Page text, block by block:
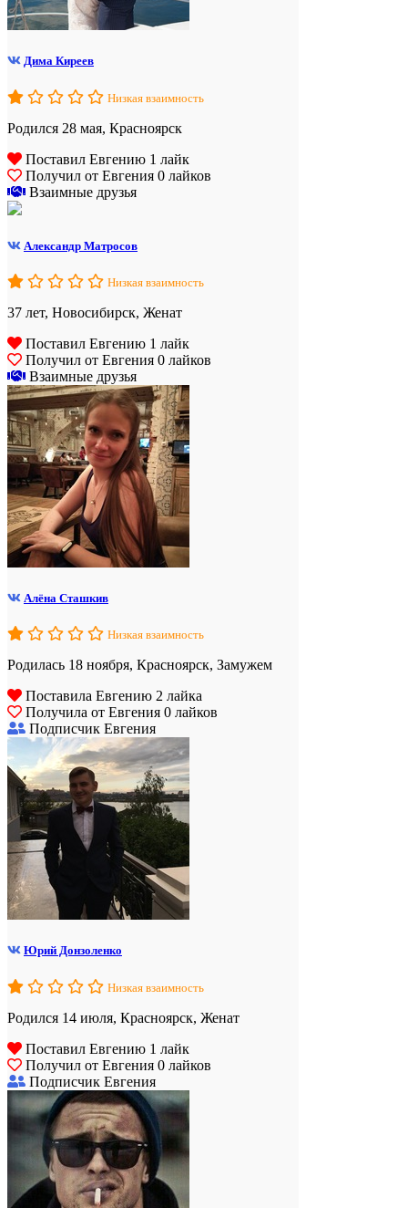
Дима Киреев
Низкая взаимность
Родился 28 мая, Красноярск
Поставил Евгению 1 лайк
Получил от Евгения 0 лайков
Взаимные друзья
Александр Матросов
Низкая взаимность
37 лет, Новосибирск, Женат
Поставил Евгению 1 лайк
Получил от Евгения 0 лайков
Взаимные друзья
Алёна Сташкив
Низкая взаимность
Родилась 18 ноября, Красноярск, Замужем
Поставила Евгению 2 лайка
Получила от Евгения 0 лайков
Подписчик Евгения
Юрий Донзоленко
Низкая взаимность
Родился 14 июля, Красноярск, Женат
Поставил Евгению 1 лайк
Получил от Евгения 0 лайков
Подписчик Евгения